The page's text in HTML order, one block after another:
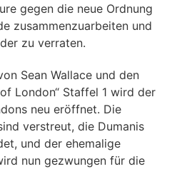
gegen die neue Ordnung
zusammenzuarbeiten und
zu verraten.
Sean Wallace und den
London“ Staffel 1 wird der
neu eröffnet. Die
verstreut, die Dumanis
und der ehemalige
nun gezwungen für die